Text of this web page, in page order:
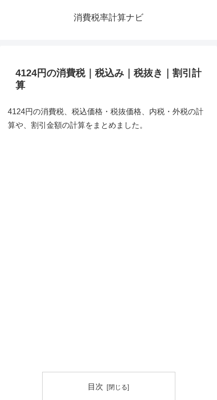
消費税率計算ナビ
4124円の消費税｜税込み｜税抜き｜割引計
算
4124円の消費税、税込価格・税抜価格、内税・外税の計
算や、割引金額の計算をまとめました。
目次